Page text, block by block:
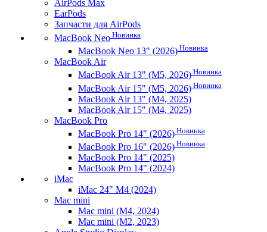
AirPods Max
EarPods
Запчасти для AirPods
MacBook Neo Новинка
MacBook Neo 13" (2026) Новинка
MacBook Air
MacBook Air 13" (M5, 2026) Новинка
MacBook Air 15" (M5, 2026) Новинка
MacBook Air 13" (M4, 2025)
MacBook Air 15" (M4, 2025)
MacBook Pro
MacBook Pro 14" (2026) Новинка
MacBook Pro 16" (2026) Новинка
MacBook Pro 14" (2025)
MacBook Pro 14" (2024)
iMac
iMac 24" M4 (2024)
Mac mini
Mac mini (M4, 2024)
Mac mini (M2, 2023)